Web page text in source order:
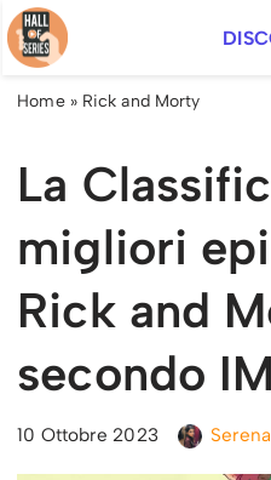
Vai
al
Home» Rick and Morty
La
migliori
Rick and
secondo
10 Ottobre 2023